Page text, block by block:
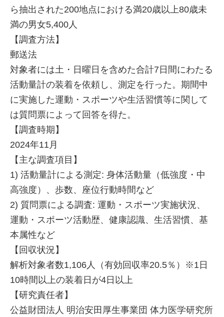
ら抽出された200地点における満20歳以上80歳未
満の男女5,400人
【調査方法】
郵送法
対象者には土・日曜日を含めた合計7日間にわたる
活動量計の装着を依頼し、測定を行った。期間中
に実施した運動・スポーツや生活習慣等に関して
は質問票によって回答を得た。
【調査時期】
2024年11月
【主な調査項目】
1) 活動量計による測定: 身体活動量（低強度・中
高強度）、歩数、座位行動時間など
2) 質問票による調査: 運動・スポーツ実施状況、
運動・スポーツ活動歴、健康認識、生活習慣、基
本属性など
【回収状況】
解析対象者数1,106人（有効回収率20.5％）※1日
10時間以上の装着日が4日以上
【研究責任者】
公益財団法人 明治安田厚生事業団 体力医学研究所